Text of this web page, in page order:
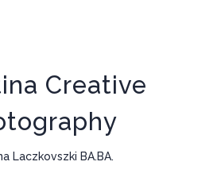
Creative
Laczkovszki BA.BA.